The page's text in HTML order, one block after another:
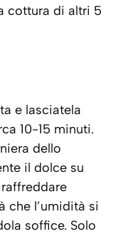
cottura di altri 5
e lasciatela
10-15 minuti.
dello
il dolce su
che l’umidità si
soffice. Solo